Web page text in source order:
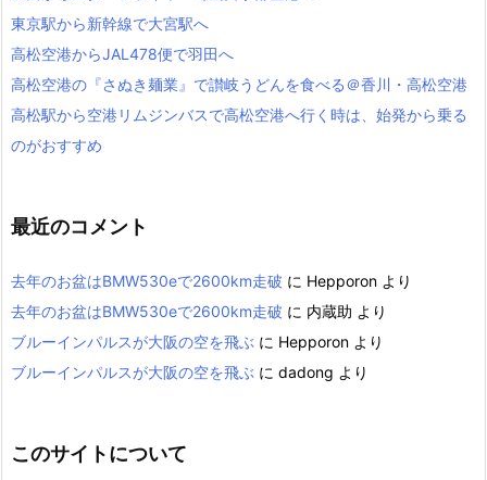
東京駅から新幹線で大宮駅へ
高松空港からJAL478便で羽田へ
高松空港の『さぬき麺業』で讃岐うどんを食べる＠香川・高松空港
高松駅から空港リムジンバスで高松空港へ行く時は、始発から乗る
のがおすすめ
最近のコメント
去年のお盆はBMW530eで2600km走破 に Hepporon より
去年のお盆はBMW530eで2600km走破 に 内蔵助 より
ブルーインパルスが大阪の空を飛ぶ に Hepporon より
ブルーインパルスが大阪の空を飛ぶ に dadong より
このサイトについて